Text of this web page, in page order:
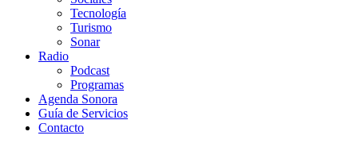
Tecnología
Turismo
Sonar
Radio
Podcast
Programas
Agenda Sonora
Guía de Servicios
Contacto